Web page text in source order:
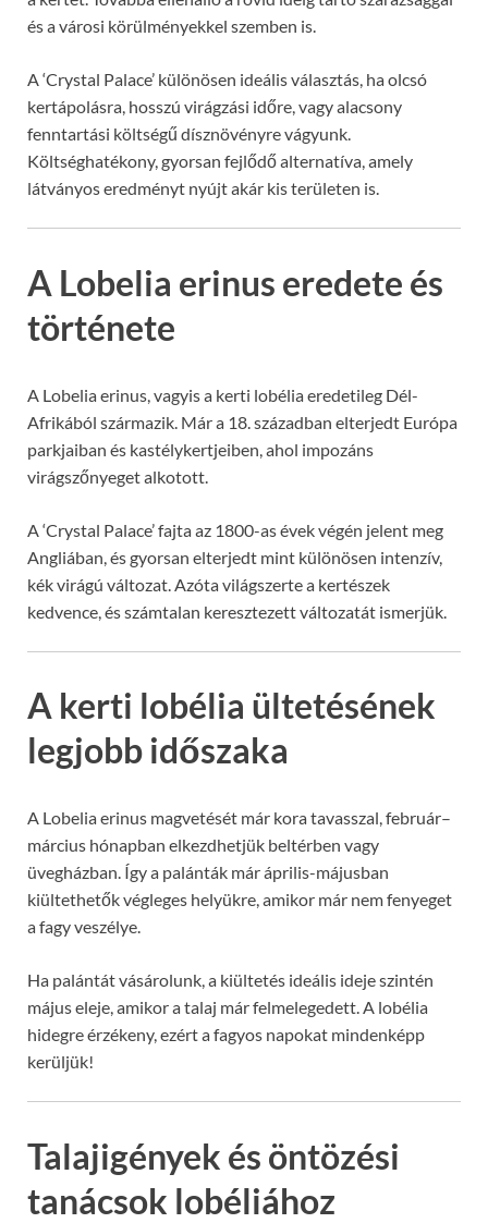
és a városi körülményekkel szemben is.
A ‘Crystal Palace’ különösen ideális választás, ha olcsó
kertápolásra, hosszú virágzási időre, vagy alacsony
fenntartási költségű dísznövényre vágyunk.
Költséghatékony, gyorsan fejlődő alternatíva, amely
látványos eredményt nyújt akár kis területen is.
A Lobelia erinus eredete és
története
A Lobelia erinus, vagyis a kerti lobélia eredetileg Dél-
Afrikából származik. Már a 18. században elterjedt Európa
parkjaiban és kastélykertjeiben, ahol impozáns
virágszőnyeget alkotott.
A ‘Crystal Palace’ fajta az 1800-as évek végén jelent meg
Angliában, és gyorsan elterjedt mint különösen intenzív,
kék virágú változat. Azóta világszerte a kertészek
kedvence, és számtalan keresztezett változatát ismerjük.
A kerti lobélia ültetésének
legjobb időszaka
A Lobelia erinus magvetését már kora tavasszal, február–
március hónapban elkezdhetjük beltérben vagy
üvegházban. Így a palánták már április-májusban
kiültethetők végleges helyükre, amikor már nem fenyeget
a fagy veszélye.
Ha palántát vásárolunk, a kiültetés ideális ideje szintén
május eleje, amikor a talaj már felmelegedett. A lobélia
hidegre érzékeny, ezért a fagyos napokat mindenképp
kerüljük!
Talajigények és öntözési
tanácsok lobéliához